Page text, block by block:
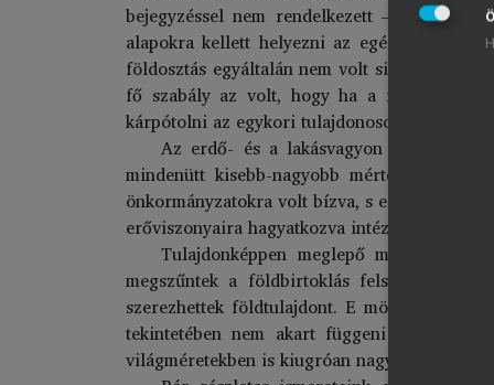
bejegyzéssel nem rendelkezett – a
alapokra kellett helyezni az egész
földosztás egyáltalán nem volt sikeres,
fő szabály az volt, hogy ha a restitúció
kárpótolni az egykori tulajdonosokat, illetve
Az erdő- és a lakásvagyon
mindenütt kisebb-nagyobb mértékű –
önkormányzatokra volt bízva, s ezek – más,
erőviszonyaira hagyatkozva intézkedtek.
Tulajdonképpen meglepő módon a
megszűntek a földbirtoklás felső
szerezhettek földtulajdont. E mögött az
tekintetében nem akart függeni az
világméretekben is kiugróan nagy területeket